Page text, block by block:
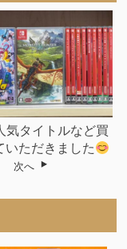
気タイトルなど買
いただきました
次へ